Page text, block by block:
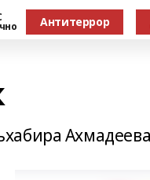
Антитеррор